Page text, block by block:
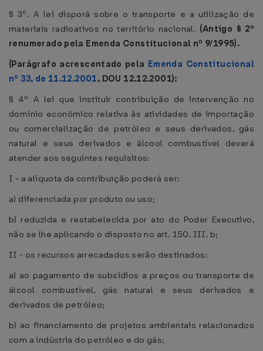
§ 3º. A lei disporá sobre o transporte e a utilização de
materiais radioativos no território nacional. (Antigo § 2º
renumerado pela Emenda Constitucional nº 9/1995).
(Parágrafo acrescentado pela Emenda Constitucional
nº 33, de 11.12.2001, DOU 12.12.2001):
§ 4º A lei que instituir contribuição de intervenção no
domínio econômico relativa às atividades de importação
ou comercialização de petróleo e seus derivados, gás
natural e seus derivados e álcool combustível deverá
atender aos seguintes requisitos:
I - a alíquota da contribuição poderá ser:
a) diferenciada por produto ou uso;
b) reduzida e restabelecida por ato do Poder Executivo,
não se lhe aplicando o disposto no art. 150, III, b;
II - os recursos arrecadados serão destinados:
a) ao pagamento de subsídios a preços ou transporte de
álcool combustível, gás natural e seus derivados e
derivados de petróleo;
b) ao financiamento de projetos ambientais relacionados
com a indústria do petróleo e do gás;